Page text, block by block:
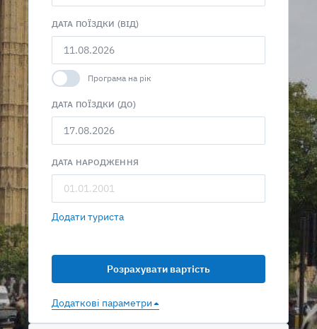
ДАТА ПОЇЗДКИ (ВІД)
Програма на рік
ДАТА ПОЇЗДКИ (ДО)
ДАТА НАРОДЖЕННЯ
Додати туриста
Додаткові параметри